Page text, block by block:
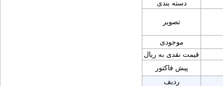
دسته بندی
تصویر
موجودی
قیمت نقدی به ریال
پیش فاکتور
ردیف